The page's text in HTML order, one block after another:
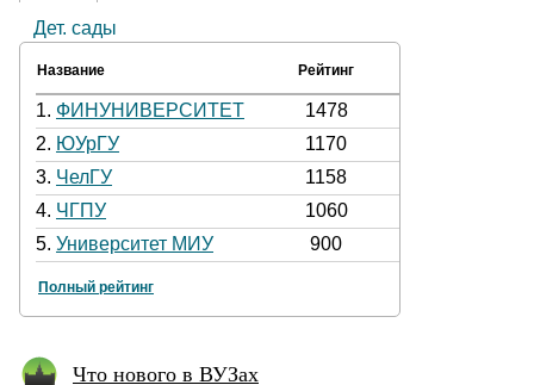
Дет. сады
Название Рейтинг
1. ФИНУНИВЕРСИТЕТ
1478
2. ЮУрГУ
1170
3. ЧелГУ
1158
4. ЧГПУ
1060
5. Университет МИУ 900
Полный рейтинг
Что нового в ВУЗах